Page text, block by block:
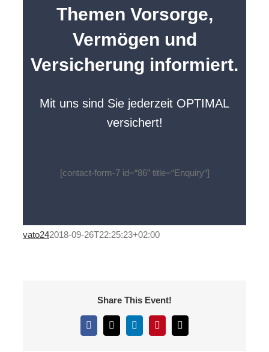
Themen Vorsorge,
Vermögen und
Versicherung informiert.
Mit uns sind Sie jederzeit OPTIMAL
versichert!
[contact-form-7 id=“86″ title=“Enquiry“]
vato242018-09-26T22:25:23+02:00
Share This Event!
Facebook
X LinkedInPinterest
E-
Mail